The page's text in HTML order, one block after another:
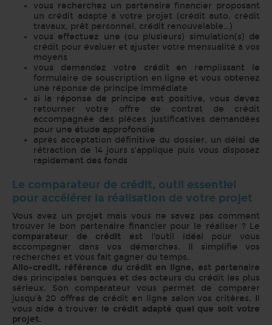
vous recherchez un partenaire financier proposant
un crédit adapté à votre projet (crédit auto, crédit
travaux, prêt personnel, crédit renouvelable…)
vous effectuez une (ou plusieurs) simulation(s) de
crédit pour évaluer et ajuster votre mensualité à vos
moyens
vous demandez votre crédit en remplissant le
formulaire de souscription en ligne et vous obtenez
une réponse de principe immédiate
si la réponse de principe est positive, vous devez
retourner votre offre de contrat de crédit
accompagnée des pièces justificatives demandées
pour une étude approfondie
après acceptation définitive du dossier, un délai de
rétraction de 14 jours s’applique puis vous disposez
rapidement des fonds
Le comparateur de crédit, outil essentiel
pour accélérer la réalisation de votre projet
Vous avez un projet mais vous ne savez pas comment
trouver le bon partenaire financier pour le réaliser ? Le
comparateur de crédit est l’outil idéal pour vous
accompagner dans vos démarches. Il simplifie vos
recherches et vous fait gagner du temps.
Allo-credit, référence du crédit en ligne, est partenaire
des principales banques et des acteurs du crédit les plus
sérieux. Son comparateur vous permet de comparer
jusqu’à 20 offres de crédit en ligne selon vos critères. Il
vous aide à trouver le crédit adapté quel que soit votre
projet.